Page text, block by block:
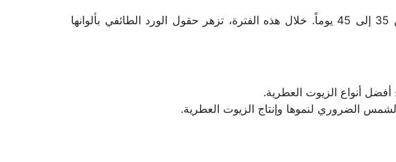
أنواع الزيوت العطرية.
الضروري لنموها وإنتاج الزيوت العطرية.